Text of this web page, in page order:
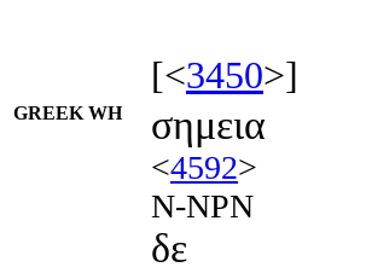
[<3450>]
GREEK WH σημεια
<4592>
N-NPN
δε